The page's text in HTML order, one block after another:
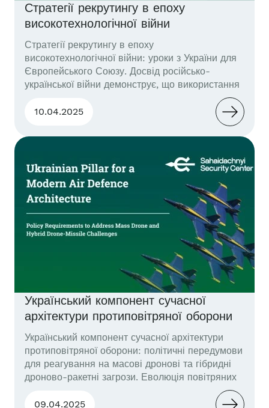
Стратегії рекрутингу в епоху
високотехнологічної війни
Стратегії рекрутингу в епоху
високотехнологічної війни: уроки з України для
Європейського Союзу. Досвід російсько-
української війни демонструє, що використання
бойових роботів, безпілотників та автономних
систем знижує втрати серед військових і
забезпечує ефективний захист. Це визначає
новий тип військ, що складається з розробників,
формують оборонну промисловість
майбутнього. Далі – мовою оригіналу
(англ.мова). Problem Statement...
10.04.2025
Український компонент сучасної
архітектури протиповітряної оборони
Український компонент сучасної архітектури
протиповітряної оборони: політичні передумови
для реагування на масові дронові та гібридні
дроново-ракетні загрози. Еволюція повітряних
загроз вимагає докорінних змін у підходах в
застосуванні протиповітряної оборони.
09.04.2025